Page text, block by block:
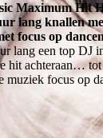
Maximum Hit
lang knallen
focus op
lang een top DJ
hit achteraan…
muziek focus op